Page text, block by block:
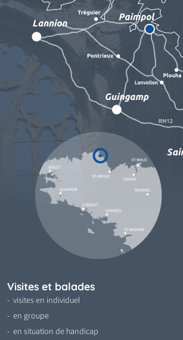
Visites et balades
visites en individuel
en groupe
en situation de handicap